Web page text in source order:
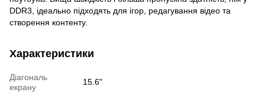
DDR3, ідеально підходять для ігор, редагування відео та
створення контенту.
Характеристики
Діагональ
екрану
15.6"